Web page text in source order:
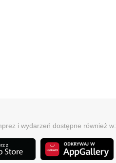
i wydarzeń dostępne również w: